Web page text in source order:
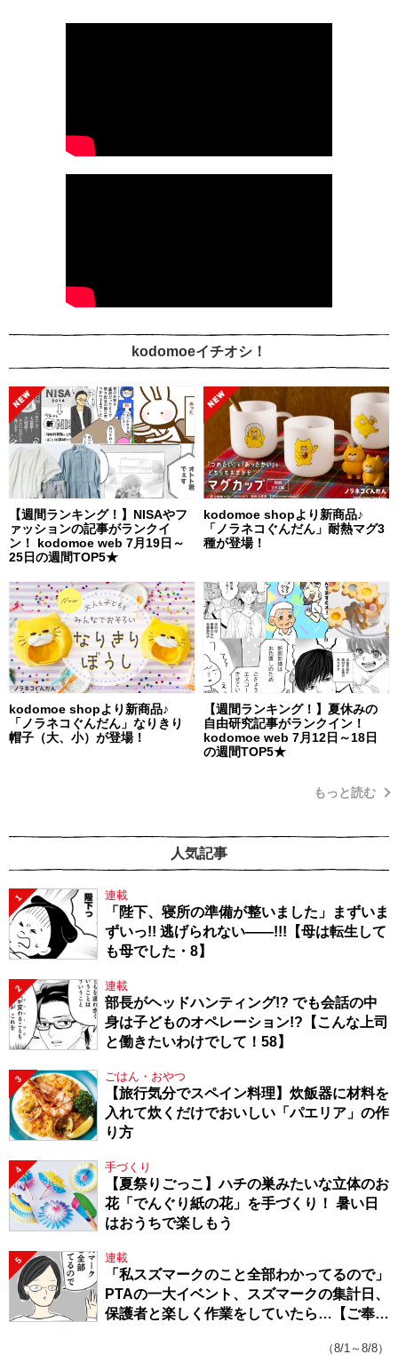
kodomoeイチオシ！
【週間ランキング！】NISAやフ
ァッションの記事がランクイ
ン！ kodomoe web 7月19日～
25日の週間TOP5★
kodomoe shopより新商品♪
「ノラネコぐんだん」耐熱マグ3
種が登場！
kodomoe shopより新商品♪
「ノラネコぐんだん」なりきり
帽子（大、小）が登場！
【週間ランキング！】夏休みの
自由研究記事がランクイン！
kodomoe web 7月12日～18日
の週間TOP5★
もっと読む
人気記事
1 連載
「陛下、寝所の準備が整いました」まずいま
ずいっ!! 逃げられない――!!!【母は転生して
も母でした・8】
2 連載
部長がヘッドハンティング!? でも会話の中
身は子どものオペレーション!?【こんな上司
と働きたいわけでして！58】
3 ごはん・おやつ
【旅行気分でスペイン料理】炊飯器に材料を
入れて炊くだけでおいしい「パエリア」の作
り方
4 手づくり
【夏祭りごっこ】ハチの巣みたいな立体のお
花「でんぐり紙の花」を手づくり！ 暑い日
はおうちで楽しもう
5 連載
「私スズマークのこと全部わかってるので」
PTAの一大イベント、スズマークの集計日、
保護者と楽しく作業をしていたら…【ご奉仕
（8/1～8/8）